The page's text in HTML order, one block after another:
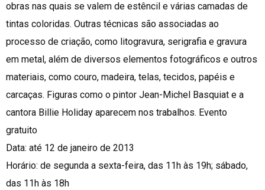
obras nas quais se valem de estêncil e várias camadas de
tintas coloridas. Outras técnicas são associadas ao
processo de criação, como litogravura, serigrafia e gravura
em metal, além de diversos elementos fotográficos e outros
materiais, como couro, madeira, telas, tecidos, papéis e
carcaças. Figuras como o pintor Jean-Michel Basquiat e a
cantora Billie Holiday aparecem nos trabalhos. Evento
gratuito
Data: até 12 de janeiro de 2013
Horário: de segunda a sexta-feira, das 11h às 19h; sábado,
das 11h às 18h